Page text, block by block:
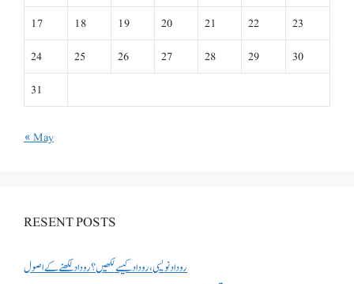
17
18 19 20 21 22
23
24
25 26 27 28 29
30
31
« May
RESENT POSTS
روداد نویسی ،روداد کیسے لکھیں؟ روداد لکھنے کے اصول